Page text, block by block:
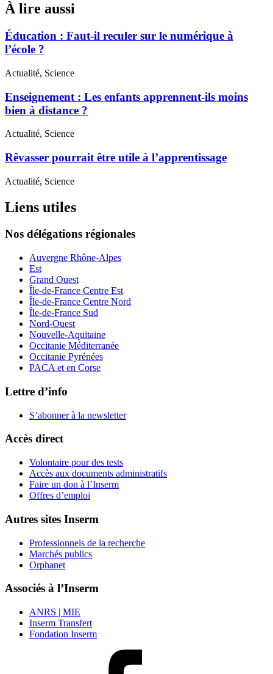
À lire aussi
Éducation : Faut-il reculer sur le numérique à
l’école ?
Actualité, Science
Enseignement : Les enfants apprennent-ils moins
bien à distance ?
Actualité, Science
Rêvasser pourrait être utile à l’apprentissage
Actualité, Science
Liens utiles
Nos délégations régionales
Auvergne Rhône-Alpes
Est
Grand Ouest
Île-de-France Centre Est
Île-de-France Centre Nord
Île-de-France Sud
Nord-Ouest
Nouvelle-Aquitaine
Occitanie Méditerranée
Occitanie Pyrénées
PACA et en Corse
Lettre d’info
S’abonner à la newsletter
Accès direct
Volontaire pour des tests
Accès aux documents administratifs
Faire un don à l’Inserm
Offres d’emploi
Autres sites Inserm
Professionnels de la recherche
Marchés publics
Orphanet
Associés à l’Inserm
ANRS | MIE
Inserm Transfert
Fondation Inserm